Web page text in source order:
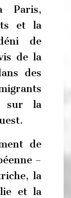
Paris,
et la
de
de la
des
sur la
de
–
la
et la